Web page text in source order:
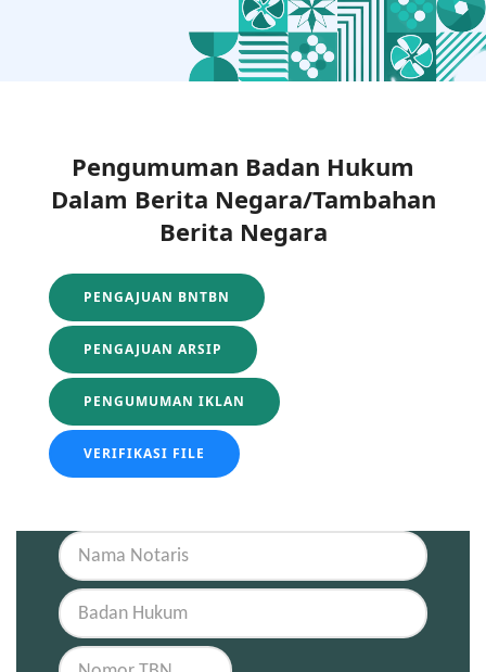
Pengumuman Badan Hukum
Dalam Berita Negara/Tambahan
Berita Negara
PENGAJUAN BNTBN
PENGAJUAN ARSIP
PENGUMUMAN IKLAN
VERIFIKASI FILE